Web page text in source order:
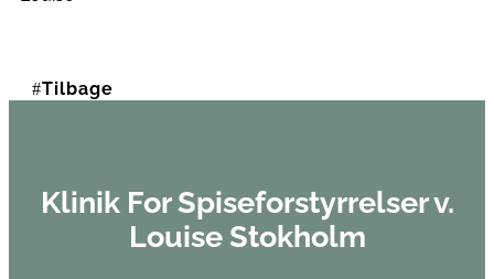
Tilbage
Klinik For Spiseforstyrrelser v.
Louise Stokholm